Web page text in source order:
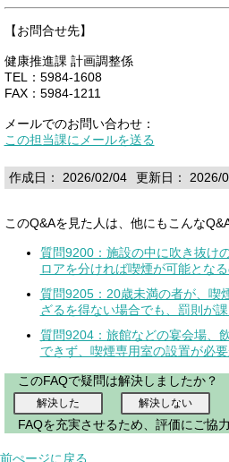
【お問合せ先】
健康推進課 計画調整係
TEL：5984-1608
FAX：5984-1211
メールでのお問い合わせ：
この担当課にメールを送る
作成日： 2026/02/04 更新日： 2026/
このQ&Aを見た人は、他にもこんな
質問9200：施設の中に吹き抜け
ロアを分ければ喫煙が可能となる
質問9205：20歳未満の者が、喫
ざるを得ない場合でも、罰則が
質問9204：旅館などの宴会場、
できず、喫煙専用室の設置が必要
このFAQで疑問は解決しましたか？
FAQを充実させるため、評価にご協力
前ぺージに戻る